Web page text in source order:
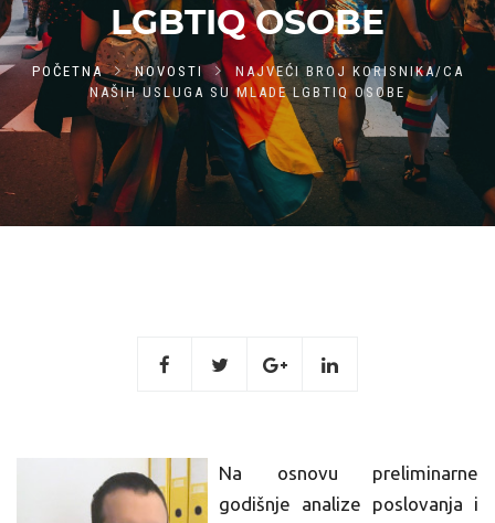
LGBTIQ OSOBE
POČETNA NOVOSTI
NAJVEĆI BROJ KORISNIKA/CA
NAŠIH USLUGA SU MLADE LGBTIQ OSOBE
Na osnovu preliminarne
godišnje analize poslovanja i